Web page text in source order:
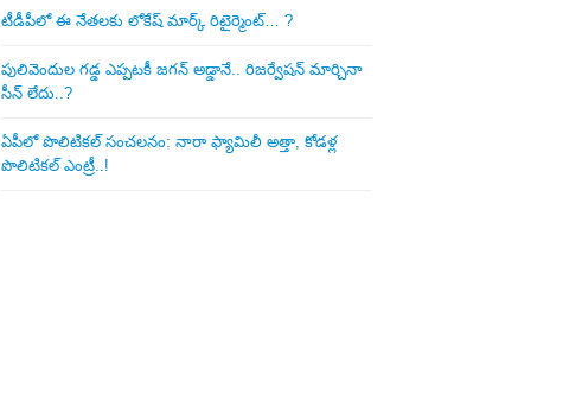
టీడీపీలో ఈ నేత‌ల‌కు లోకేష్ మార్క్ రిటైర్మెంట్‌… ?
పులివెందుల గ‌డ్డ ఎప్ప‌ట‌కీ జ‌గ‌న్ అడ్డానే.. రిజ‌ర్వేష‌న్ మార్చినా
సీన్ లేదు..?
ఏపీలో పొలిటిక‌ల్ సంచ‌ల‌నం: నారా ఫ్యామిలీ అత్తా, కోడ‌ళ్ల
పొలిటికల్ ఎంట్రీ..!